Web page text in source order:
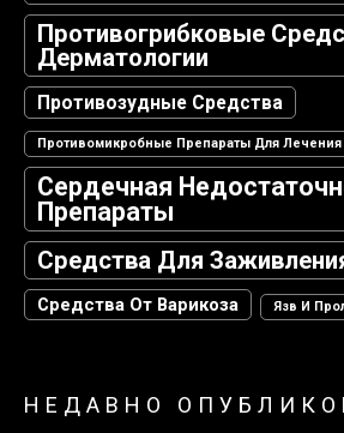
Противогрибковые
Дерматологии
Противозудные Средства
Противомикробные Препараты Для
Сердечная
Препараты
Средства Для
Средства От Варикоза Язв И
НЕДАВНО